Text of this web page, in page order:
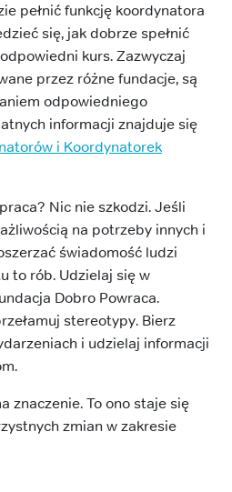
pełnić funkcję koordynatora
się, jak dobrze spełnić
kurs. Zazwyczaj
przez różne fundacje, są
odpowiedniego
informacji znajduje się
i Koordynatorek
Nic nie szkodzi. Jeśli
na potrzeby innych i
świadomość ludzi
to rób. Udzielaj się w
Dobro Powraca.
stereotypy. Bierz
i udzielaj informacji
znaczenie. To ono staje się
zmian w zakresie